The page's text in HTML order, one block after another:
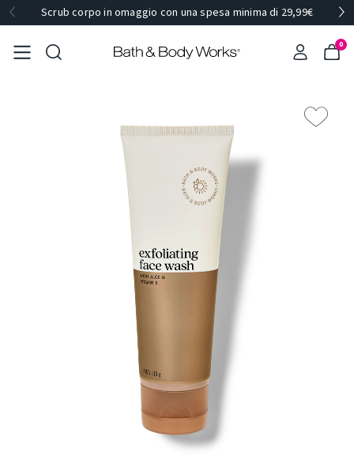
Scrub corpo in omaggio con una spesa minima di 29,99€
0